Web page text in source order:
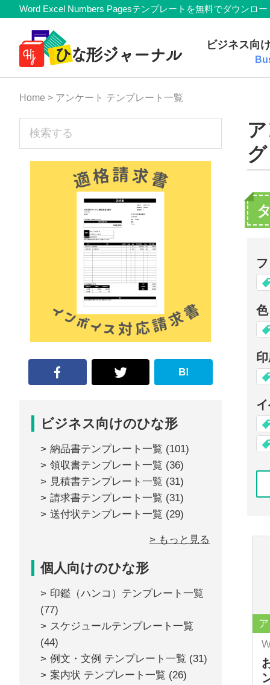
Skip
primary
navigation
Skip
content
Skip
primary
sidebar
Skip
footer
Member
Navigation
Word Excel Numbers Pagesテンプレートを無料でダウンロ
料
テ
ン
レ
形
ジ
ャ
ー
ナ
ビジネス向
Home > アンケート テンプレート一覧
グ
色
sidebar
B!
ビジネス向けのひな形
納品書テンプレート一覧 (101)
領収書テンプレート一覧 (36)
見積書テンプレート一覧 (31)
請求書テンプレート一覧 (31)
送付状テンプレート一覧 (29)
> もっと見る
個人向けのひな形
印鑑（ハンコ）テンプレート一覧
(77)
スケジュールテンプレート一覧
(44)
例文・文例 テンプレート一覧 (31)
案内状 テンプレート一覧 (26)